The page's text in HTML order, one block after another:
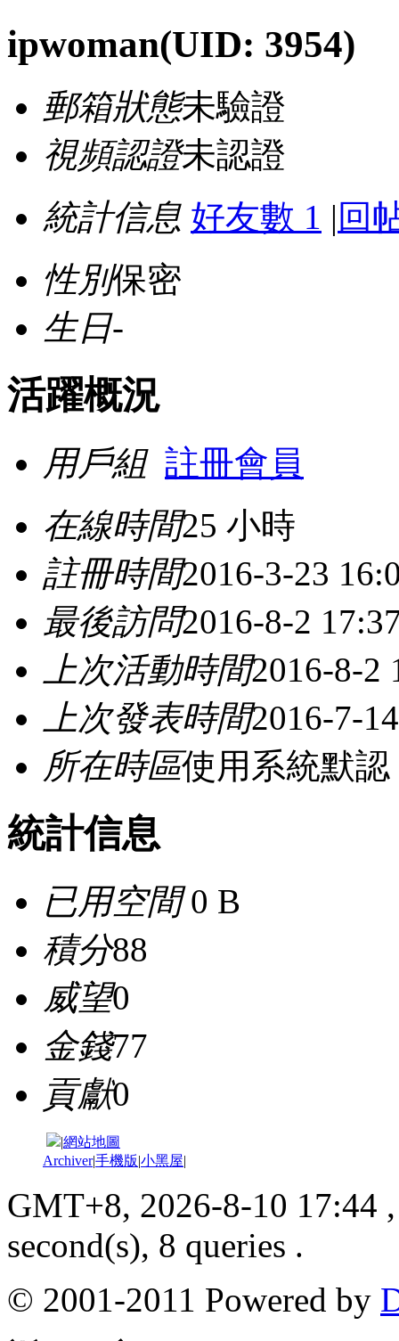
ipwoman(UID: 3954)
郵箱狀態未驗證
視頻認證未認證
統計信息 好友數 1 | 回
性別保密
生日-
活躍概況
用戶組 註冊會員
在線時間25 小時
註冊時間2016-3-23
最後訪問2016-8-2
上次活動時間2016-8-2
上次發表時間2016-7-
所在時區使用系統默認
統計信息
已用空間0 B
積分88
威望0
金錢77
貢獻0
|網站地圖
Archiver|手機版|小黑屋|
GMT+8, 2026-8-10 17:44
second(s), 8 queries .
© 2001-2011 Powered by